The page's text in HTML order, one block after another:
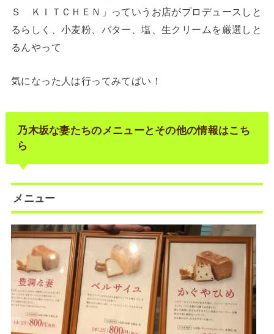
Ｓ ＫＩＴＣＨＥＮ」っていうお店がプロデュースしと
るらしく、小麦粉、バター、塩、生クリームを厳選しと
るんやって
気になった人は行ってみてばい！
乃木坂な妻たちのメニューとその他の情報はこち
ら
メニュー